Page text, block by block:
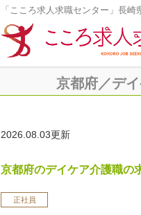
「こころ求人求職センター」長
京都府／デ
2026.08.03更新
京都府のデイケア介護職の
正社員